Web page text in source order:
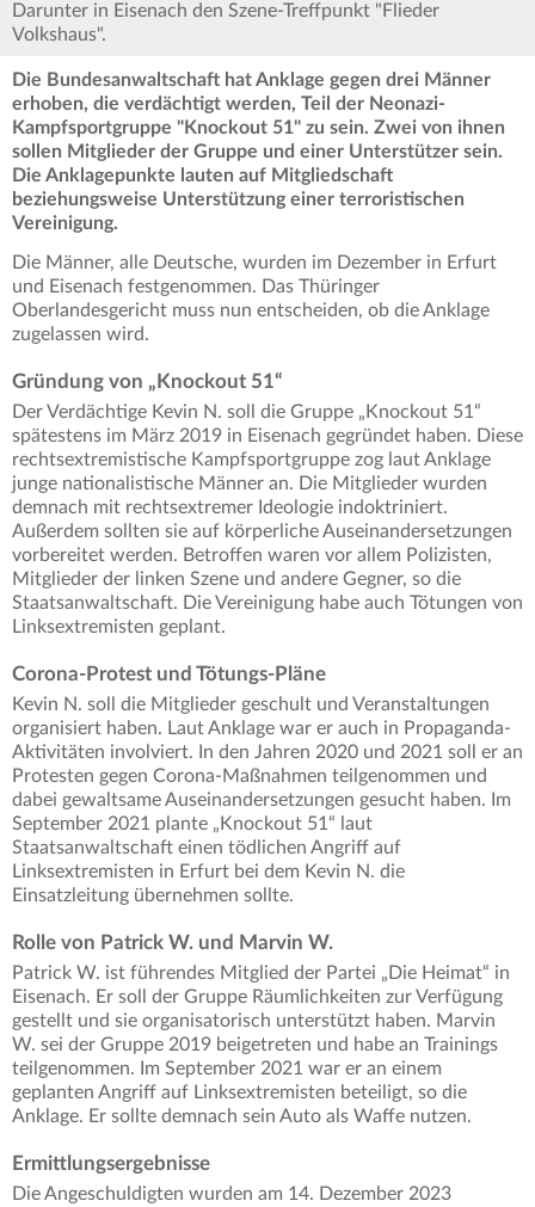
Darunter in Eisenach den Szene-Treffpunkt "Flieder
Volkshaus".
Die Bundesanwaltschaft hat Anklage gegen drei Männer
erhoben, die verdächtigt werden, Teil der Neonazi-
Kampfsportgruppe "Knockout 51" zu sein. Zwei von ihnen
sollen Mitglieder der Gruppe und einer Unterstützer sein.
Die Anklagepunkte lauten auf Mitgliedschaft
beziehungsweise Unterstützung einer terroristischen
Vereinigung.
Die Männer, alle Deutsche, wurden im Dezember in Erfurt
und Eisenach festgenommen. Das Thüringer
Oberlandesgericht muss nun entscheiden, ob die Anklage
zugelassen wird.
Gründung von „Knockout 51“
Der Verdächtige Kevin N. soll die Gruppe „Knockout 51“
spätestens im März 2019 in Eisenach gegründet haben. Diese
rechtsextremistische Kampfsportgruppe zog laut Anklage
junge nationalistische Männer an. Die Mitglieder wurden
demnach mit rechtsextremer Ideologie indoktriniert.
Außerdem sollten sie auf körperliche Auseinandersetzungen
vorbereitet werden. Betroffen waren vor allem Polizisten,
Mitglieder der linken Szene und andere Gegner, so die
Staatsanwaltschaft. Die Vereinigung habe auch Tötungen von
Linksextremisten geplant.
Corona-Protest und Tötungs-Pläne
Kevin N. soll die Mitglieder geschult und Veranstaltungen
organisiert haben. Laut Anklage war er auch in Propaganda-
Aktivitäten involviert. In den Jahren 2020 und 2021 soll er an
Protesten gegen Corona-Maßnahmen teilgenommen und
dabei gewaltsame Auseinandersetzungen gesucht haben. Im
September 2021 plante „Knockout 51“ laut
Staatsanwaltschaft einen tödlichen Angriff auf
Linksextremisten in Erfurt bei dem Kevin N. die
Einsatzleitung übernehmen sollte.
Rolle von Patrick W. und Marvin W.
Patrick W. ist führendes Mitglied der Partei „Die Heimat“ in
Eisenach. Er soll der Gruppe Räumlichkeiten zur Verfügung
gestellt und sie organisatorisch unterstützt haben. Marvin
W. sei der Gruppe 2019 beigetreten und habe an Trainings
teilgenommen. Im September 2021 war er an einem
geplanten Angriff auf Linksextremisten beteiligt, so die
Anklage. Er sollte demnach sein Auto als Waffe nutzen.
Ermittlungsergebnisse
Die Angeschuldigten wurden am 14. Dezember 2023